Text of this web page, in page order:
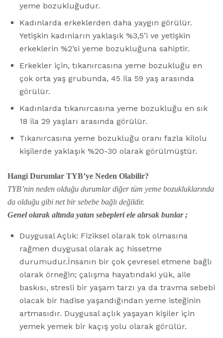
yeme bozukluğudur.
Kadınlarda erkeklerden daha yaygın görülür.
Yetişkin kadınların yaklaşık %3,5’i ve yetişkin
erkeklerin %2’si yeme bozukluğuna sahiptir.
Erkekler için, tıkanırcasına yeme bozukluğu en
çok orta yaş grubunda, 45 ila 59 yaş arasında
görülür.
Kadınlarda tıkanırcasına yeme bozukluğu en sık
18 ila 29 yaşları arasında görülür.
Tıkanırcasına yeme bozukluğu oranı fazla kilolu
kişilerde yaklaşık %20-30 olarak görülmüştür.
Hangi Durumlar TYB’ye Neden Olabilir?
TYB’nin neden olduğu durumlar diğer tüm yeme bozukluklarında
da olduğu gibi net bir sebebe bağlı değildir.
Genel olarak altında yatan sebepleri ele alırsak bunlar ;
Duygusal Açlık: Fiziksel olarak tok olmasına
rağmen duygusal olarak aç hissetme
durumudur.İnsanın bir çok çevresel etmene bağlı
olarak örneğin; çalışma hayatındaki yük, aile
baskısı, stresli bir yaşam tarzı ya da travma sebebi
olacak bir hadise yaşandığından yeme isteğinin
artmasıdır. Duygusal açlık yaşayan kişiler için
yemek yemek bir kaçış yolu olarak görülür.